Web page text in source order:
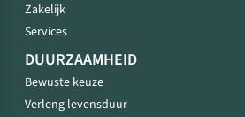
Zakelijk
Services
DUURZAAMHEID
Bewuste keuze
Verleng levensduur